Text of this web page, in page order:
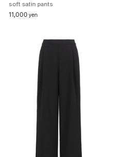
soft satin pants
11,000 yen